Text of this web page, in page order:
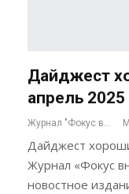
Дайджест
апрель 2025
Журнал "Фокус внимания"
Дайджест
Журнал «Фокус
новостное